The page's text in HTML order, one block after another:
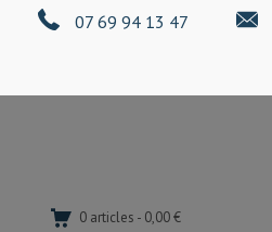
07 69 94 13 47
0 articles - 0,00 €